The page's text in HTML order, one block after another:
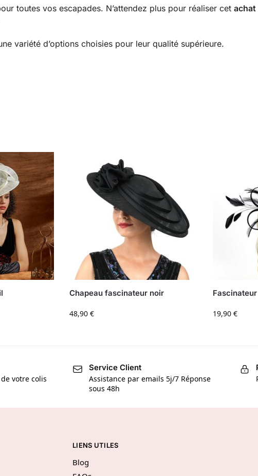
toutes vos escapades. N’attendez plus pour réaliser cet achat
variété d’options choisies pour leur qualité supérieure.
Chapeau fascinateur noir
48,90€ 19,90€
votre colis
Service Client
Assistance par emails 5j/7 Réponse
sous 48h
LIENS UTILES
Blog